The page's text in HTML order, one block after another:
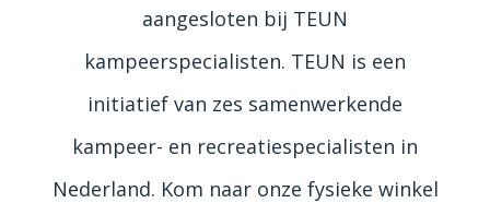
aangesloten bij TEUN
kampeerspecialisten. TEUN is een
initiatief van zes samenwerkende
kampeer- en recreatiespecialisten in
Nederland. Kom naar onze fysieke winkel